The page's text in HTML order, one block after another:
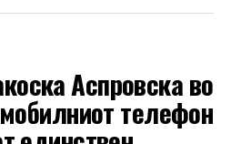
новата економска реалност.
на сè поголемиот интерес на
за вложување во хартии од
пазари, тема која добива
глобализирани финансиски
Аспровска во
телефон